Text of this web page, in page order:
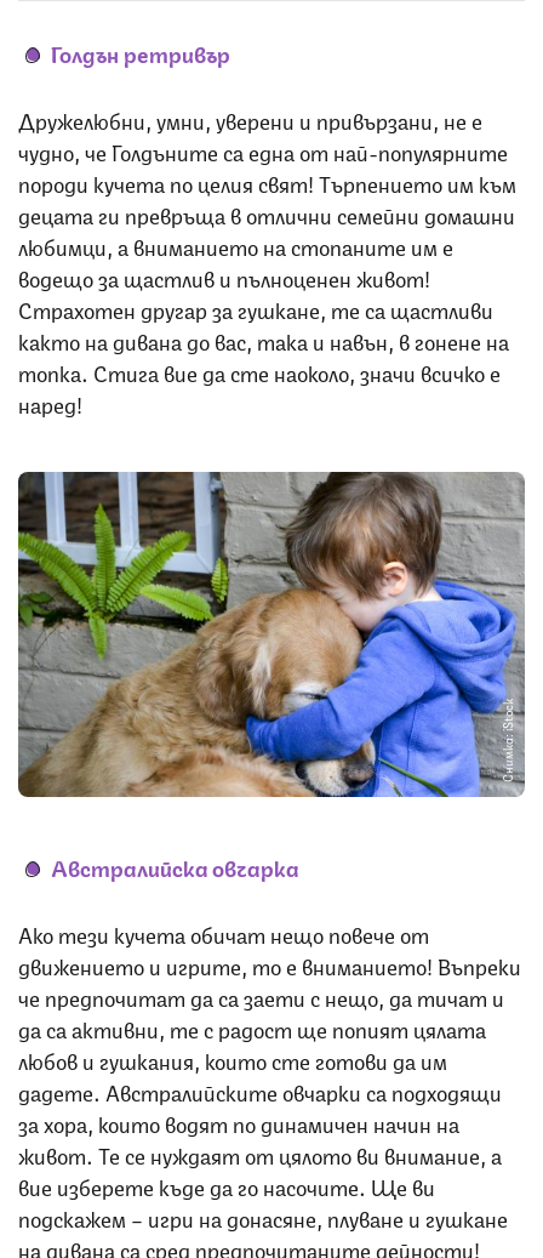
Голдън ретривър
Дружелюбни, умни, уверени и привързани, не е
чудно, че Голдъните са една от най-популярните
породи кучета по целия свят! Търпението им към
децата ги превръща в отлични семейни домашни
любимци, а вниманието на стопаните им е
водещо за щастлив и пълноценен живот!
Страхотен другар за гушкане, те са щастливи
както на дивана до вас, така и навън, в гонене на
топка. Стига вие да сте наоколо, значи всичко е
наред!
Снимка: iStock
Австралийска овчарка
Ако тези кучета обичат нещо повече от
движението и игрите, то е вниманието! Въпреки
че предпочитат да са заети с нещо, да тичат и
да са активни, те с радост ще попият цялата
любов и гушкания, които сте готови да им
дадете. Австралийските овчарки са подходящи
за хора, които водят по динамичен начин на
живот. Те се нуждаят от цялото ви внимание, а
вие изберете къде да го насочите. Ще ви
подскажем – игри на донасяне, плуване и гушкане
на дивана са сред предпочитаните дейности!